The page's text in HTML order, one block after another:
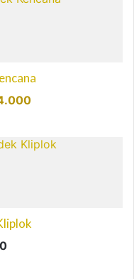
Harga
adalah: